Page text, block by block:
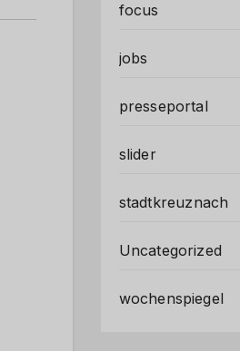
focus
jobs
presseportal
slider
stadtkreuznach
Uncategorized
wochenspiegel